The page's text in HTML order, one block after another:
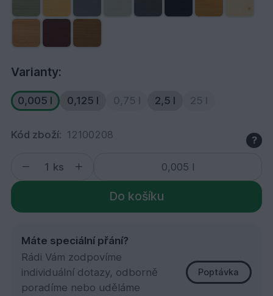
Varianty:
0,005 l 0,125 l 0,75 l 2,5 l 25 l
Kód zboží: 12100208 ?
ks
Do košíku
Máte speciální přání?
Rádi Vám zodpovíme
individuální dotazy, odborně
poradíme nebo uděláme
Poptávka